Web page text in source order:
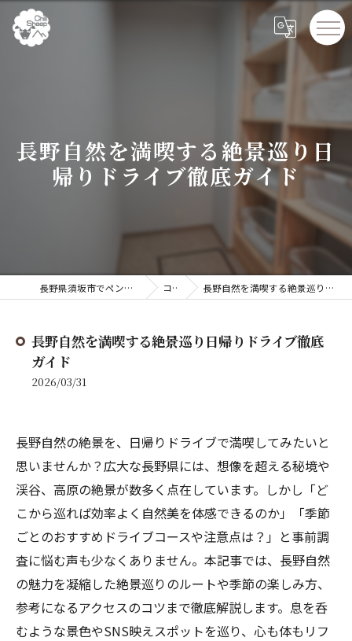
長野自然を満喫する絶景巡り日
帰りドライブ徹底ガイド
長野県須坂市でペンションならChillSheep コラム 長野自然を満喫する絶景巡り日帰りドライブ徹底ガイド
長野自然を満喫する絶景巡り日帰りドライブ徹底
ガイド
2026/03/31
長野自然の絶景を、日帰りドライブで満喫してみたいと
思いませんか？広大な長野県には、想像を超える秘境や
渓谷、高原の絶景が数多く点在しています。しかし「ど
こから巡れば効率よく自然美を体感できるのか」「季節
ごとのおすすめドライブコースや注意点は？」と事前調
査に悩む声も少なくありません。本記事では、長野自然
の魅力を凝縮した絶景巡りのルートや季節の楽しみ方、
参考になるアクセスのコツまで徹底解説します。息を呑
むような景色やSNS映えスポットを巡り、心も体もリフ